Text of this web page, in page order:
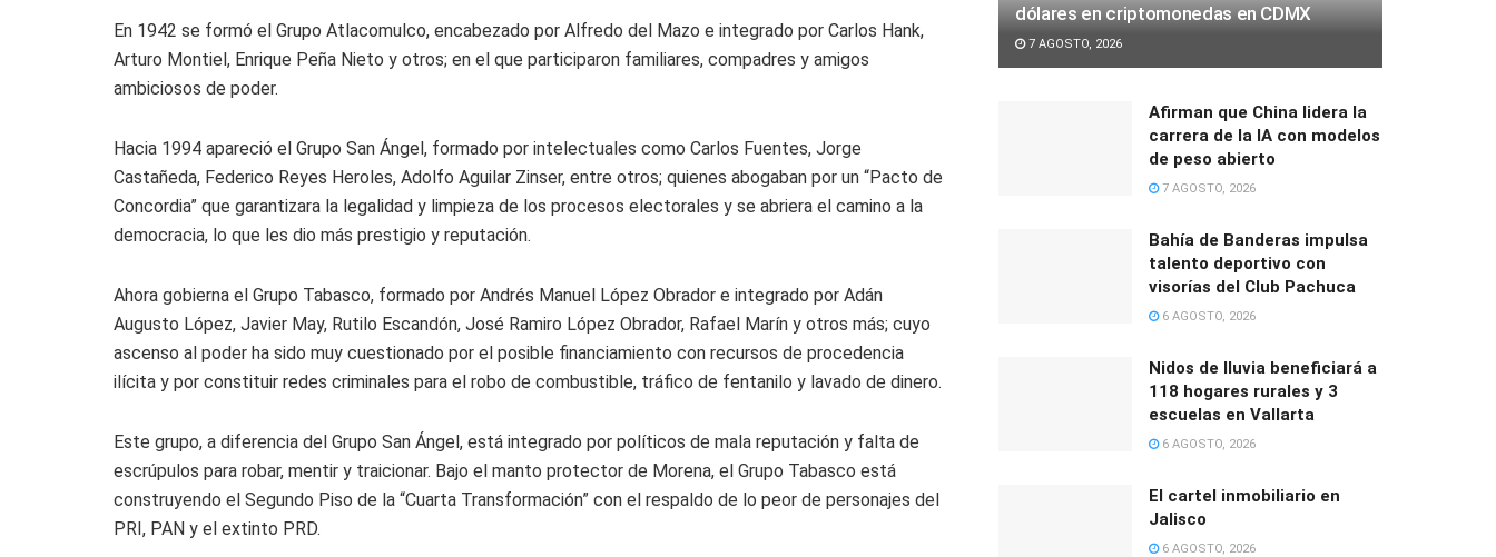
En 1942 se formó el Grupo Atlacomulco, encabezado por Alfredo del Mazo e integrado por Carlos Hank,
Arturo Montiel, Enrique Peña Nieto y otros; en el que participaron familiares, compadres y amigos
ambiciosos de poder.
Hacia 1994 apareció el Grupo San Ángel, formado por intelectuales como Carlos Fuentes, Jorge
Castañeda, Federico Reyes Heroles, Adolfo Aguilar Zinser, entre otros; quienes abogaban por un “Pacto de
Concordia” que garantizara la legalidad y limpieza de los procesos electorales y se abriera el camino a la
democracia, lo que les dio más prestigio y reputación.
Ahora gobierna el Grupo Tabasco, formado por Andrés Manuel López Obrador e integrado por Adán
Augusto López, Javier May, Rutilo Escandón, José Ramiro López Obrador, Rafael Marín y otros más; cuyo
ascenso al poder ha sido muy cuestionado por el posible financiamiento con recursos de procedencia
ilícita y por constituir redes criminales para el robo de combustible, tráfico de fentanilo y lavado de dinero.
Este grupo, a diferencia del Grupo San Ángel, está integrado por políticos de mala reputación y falta de
escrúpulos para robar, mentir y traicionar. Bajo el manto protector de Morena, el Grupo Tabasco está
construyendo el Segundo Piso de la “Cuarta Transformación” con el respaldo de lo peor de personajes del
PRI, PAN y el extinto PRD.
dólares en criptomonedas en CDMX
7 AGOSTO, 2026
Afirman que China lidera la
carrera de la IA con modelos
de peso abierto
7 AGOSTO, 2026
Bahía de Banderas impulsa
talento deportivo con
visorías del Club Pachuca
6 AGOSTO, 2026
Nidos de lluvia beneficiará a
118 hogares rurales y 3
escuelas en Vallarta
6 AGOSTO, 2026
El cartel inmobiliario en
Jalisco
6 AGOSTO, 2026